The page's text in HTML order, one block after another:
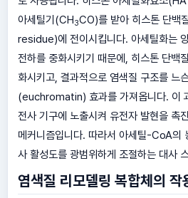
아세틸기(CH3CO)를 받아 히스톤 단백
residue)에 전이시킵니다. 아세틸화는
전하를 중화시키기 때문에, 히스톤 단백
화시키고, 결과적으로 염색질 구조를 느
(euchromatin) 효과를 가져옵니다. 이
전사 기구에 노출시켜 유전자 발현을 촉
메커니즘입니다. 따라서 아세틸-CoA의
사 활성도를 광범위하게 조절하는 대사
염색질 리모델링 복합체의 작